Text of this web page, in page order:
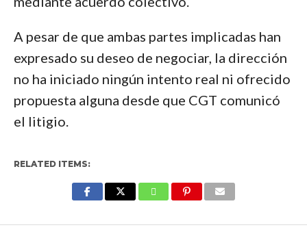
A pesar de que ambas partes implicadas han
expresado su deseo de negociar, la dirección
no ha iniciado ningún intento real ni ofrecido
propuesta alguna desde que CGT comunicó
el litigio.
RELATED ITEMS: